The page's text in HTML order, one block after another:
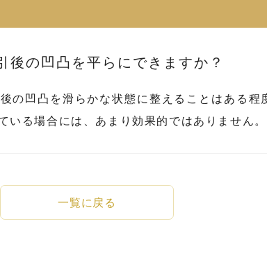
後の凹凸を平らにできますか？
の凹凸を滑らかな状態に整えることはある程
いる場合には、あまり効果的ではありません。
一覧に戻る